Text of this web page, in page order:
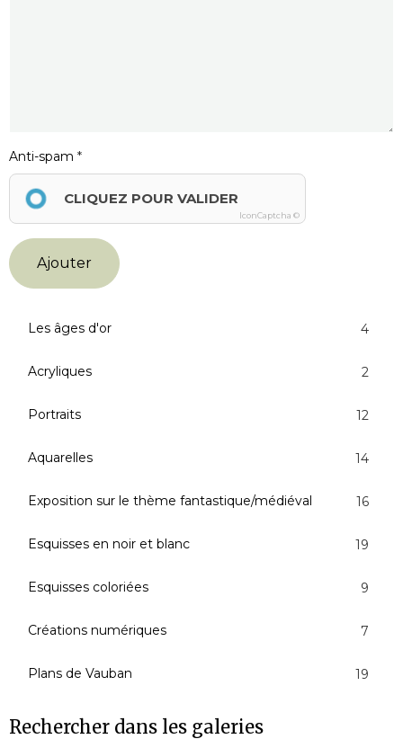
Anti-spam
CLIQUEZ POUR VALIDER
IconCaptcha ©
Ajouter
Les âges d'or 4
Acryliques 2
Portraits 12
Aquarelles 14
Exposition sur le thème fantastique/médiéval 16
Esquisses en noir et blanc 19
Esquisses coloriées 9
Créations numériques 7
Plans de Vauban 19
Rechercher dans les galeries